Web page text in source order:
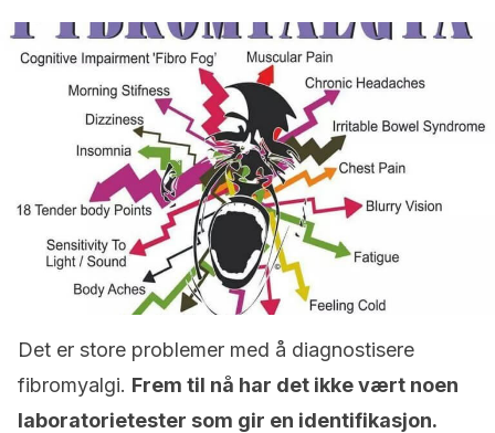
Det er store problemer med å diagnostisere
fibromyalgi. Frem til nå har det ikke vært noen
laboratorietester som gir en identifikasjon.